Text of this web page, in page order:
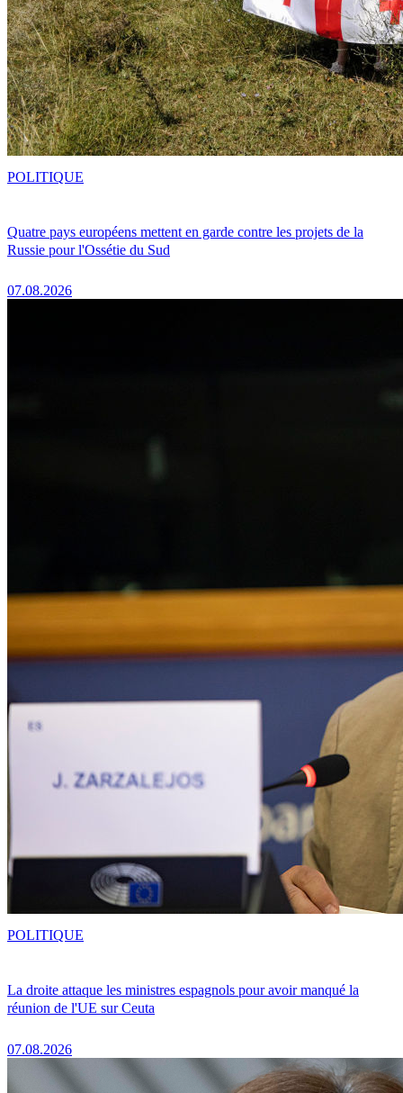
Quatre pays européens mettent en garde contre les projets de la
Russie pour l'Ossétie du Sud
07.08.2026
POLITIQUE
La droite attaque les ministres espagnols pour avoir manqué la
réunion de l'UE sur Ceuta
07.08.2026
POLITIQUE